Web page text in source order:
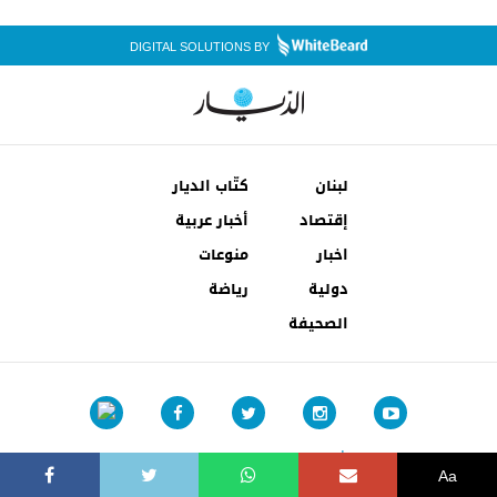
Aa
DIGITAL SOLUTIONS BY
لبنان
كتّاب الديار
إقتصاد
أخبار عربية
اخبار
دولية
منوعات
رياضة
الصحيفة
شروط الإستخدام إتصل بنا